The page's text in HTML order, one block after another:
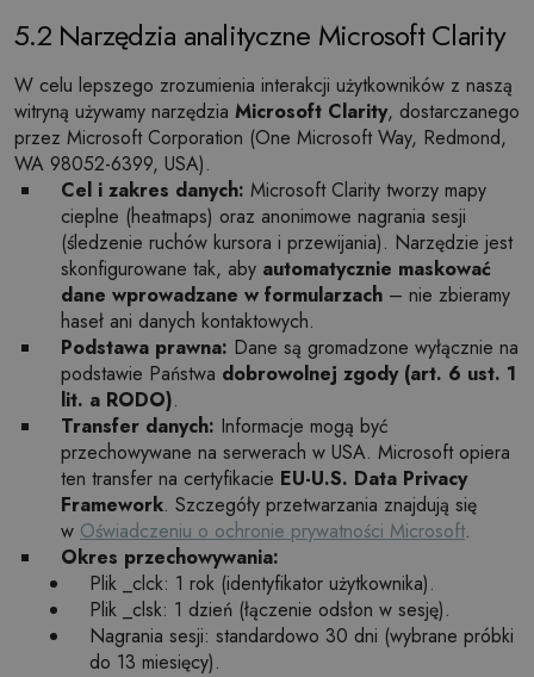
5.2 Narzędzia analityczne Microsoft Clarity
W celu lepszego zrozumienia interakcji użytkowników z naszą
witryną używamy narzędzia Microsoft Clarity, dostarczanego
przez Microsoft Corporation (One Microsoft Way, Redmond,
WA 98052-6399, USA).
Cel i zakres danych: Microsoft Clarity tworzy mapy
cieplne (heatmaps) oraz anonimowe nagrania sesji
(śledzenie ruchów kursora i przewijania). Narzędzie jest
skonfigurowane tak, aby automatycznie maskować
dane wprowadzane w formularzach – nie zbieramy
haseł ani danych kontaktowych.
Podstawa prawna: Dane są gromadzone wyłącznie na
podstawie Państwa dobrowolnej zgody (art. 6 ust. 1
lit. a RODO).
Transfer danych: Informacje mogą być
przechowywane na serwerach w USA. Microsoft opiera
ten transfer na certyfikacie EU-U.S. Data Privacy
Framework. Szczegóły przetwarzania znajdują się
w Oświadczeniu o ochronie prywatności Microsoft.
Okres przechowywania:
Plik _clck: 1 rok (identyfikator użytkownika).
Plik _clsk: 1 dzień (łączenie odsłon w sesję).
Nagrania sesji: standardowo 30 dni (wybrane próbki
do 13 miesięcy).